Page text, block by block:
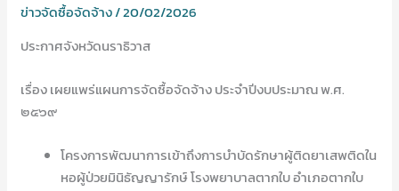
ข่าวจัดซื้อจัดจ้าง/20/02/2026
ประกาศจังหวัดนราธิวาส
เรื่อง เผยแพร่แผนการจัดซื้อจัดจ้าง ประจำปีงบประมาณ พ.ศ.
๒๕๖๙
โครงการพัฒนาการเข้าถึงการบำบัดรักษาผู้ติดยาเสพติดใน
หอผู้ป่วยมินิธัญญารักษ์ โรงพยาบาลตากใบ อำเภอตากใบ